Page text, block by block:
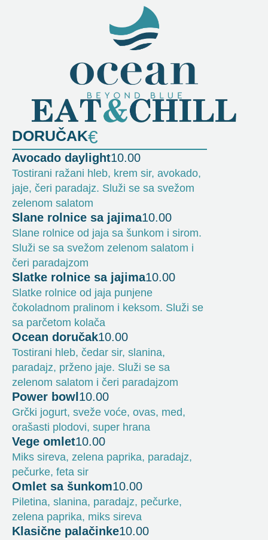
DORUČAK€
Avocado daylight10.00
Tostirani ražani hleb, krem sir, avokado,
jaje, čeri paradajz. Služi se sa svežom
zelenom salatom
Slane rolnice sa jajima10.00
Slane rolnice od jaja sa šunkom i sirom.
Služi se sa svežom zelenom salatom i
čeri paradajzom
Slatke rolnice sa jajima10.00
Slatke rolnice od jaja punjene
čokoladnom pralinom i keksom. Služi se
sa parčetom kolača
Ocean doručak10.00
Tostirani hleb, čedar sir, slanina,
paradajz, prženo jaje. Služi se sa
zelenom salatom i čeri paradajzom
Power bowl 10.00
Grčki jogurt, sveže voće, ovas, med,
orašasti plodovi, super hrana
Vege omlet10.00
Miks sireva, zelena paprika, paradajz,
pečurke, feta sir
Omlet sa šunkom10.00
Piletina, slanina, paradajz, pečurke,
zelena paprika, miks sireva
Klasične palačinke10.00